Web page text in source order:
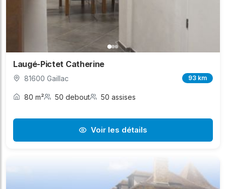
Laugé-Pictet Catherine
81600 Gaillac 93 km
80 m² 50 debout 50 assises
Voir les détails